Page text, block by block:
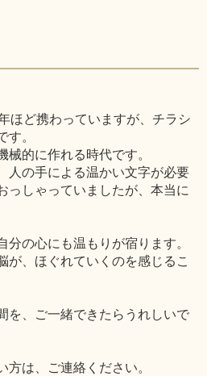
ほど携わっていますが、チラシ
。
的に作れる時代です。
人の手による温かい文字が必要
っしゃっていましたが、本当に
の心にも温もりが宿ります。
が、ほぐれていくのを感じるこ
を、ご一緒できたらうれしいで
は、ご連絡ください。